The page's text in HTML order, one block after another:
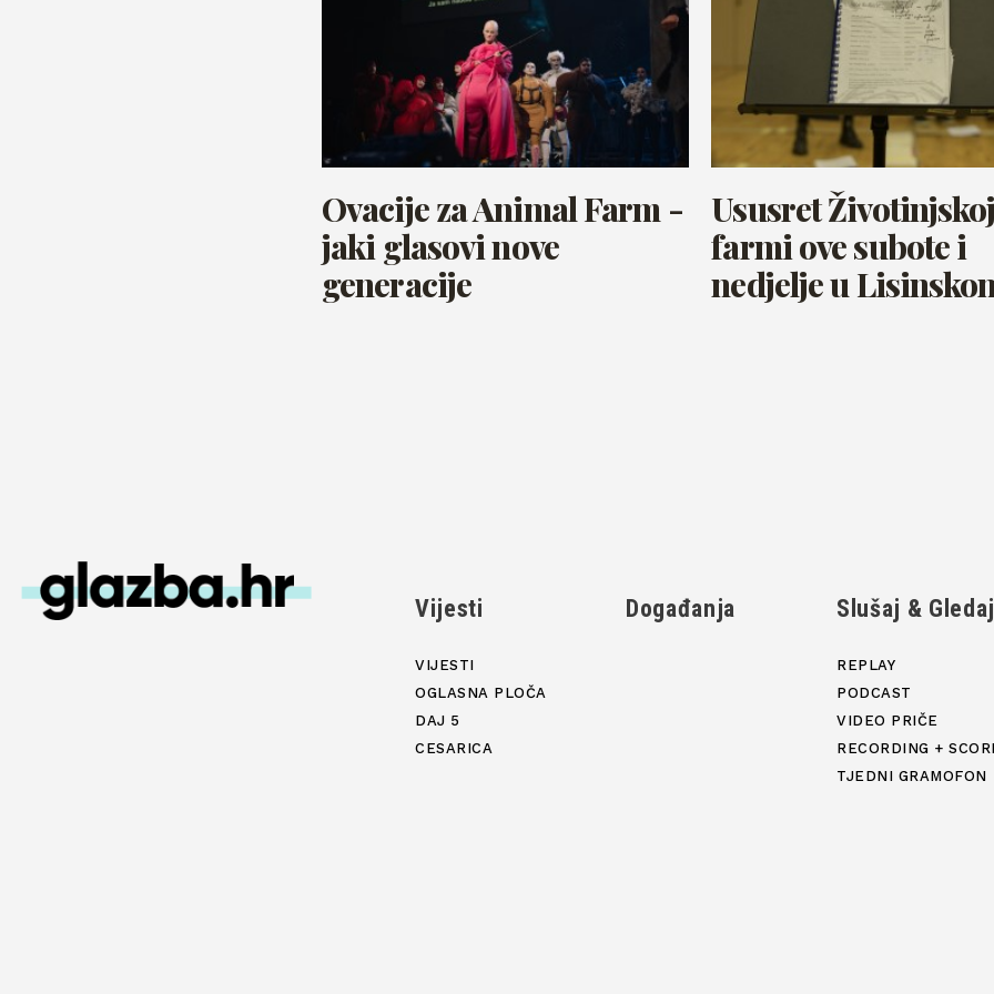
Ovacije za Animal Farm -
jaki glasovi nove
generacije
Ususret
farmi ove subote i
nedjelje u
Vijesti
VIJESTI
OGLASNA PLOČA
DAJ 5
CESARICA
Događanja Slušaj & Gledaj
REPLAY
PODCAST
VIDEO PRIČE
RECORDING +
TJEDNI GRAMOFON